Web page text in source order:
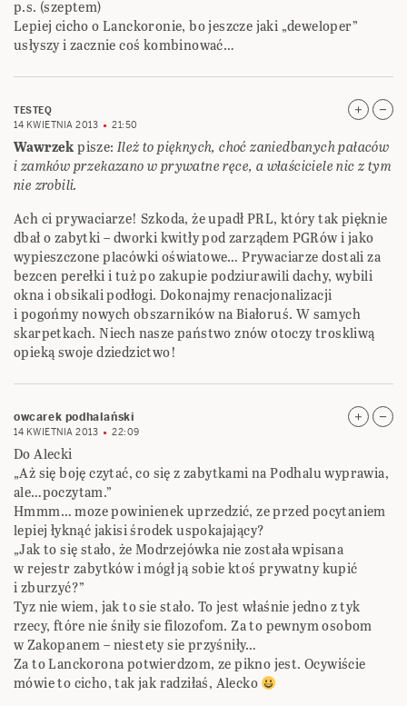
p.s. (szeptem)
Lepiej cicho o Lanckoronie, bo jeszcze jaki „deweloper”
usłyszy i zacznie coś kombinować…
TESTEQ
14 KWIETNIA 2013
21:50
Wawrzekpisze:Ileż to pięknych, choć zaniedbanych pałaców
i zamków przekazano w prywatne ręce, a właściciele nic z tym
nie zrobili.
Ach ci prywaciarze! Szkoda, że upadł PRL, który tak pięknie
dbał o zabytki – dworki kwitły pod zarządem PGRów i jako
wypieszczone placówki oświatowe… Prywaciarze dostali za
bezcen perełki i tuż po zakupie podziurawili dachy, wybili
okna i obsikali podłogi. Dokonajmy renacjonalizacji
i pogońmy nowych obszarników na Białoruś. W samych
skarpetkach. Niech nasze państwo znów otoczy troskliwą
opieką swoje dziedzictwo!
owcarek podhalański
14 KWIETNIA 2013 22:09
Do Alecki
„Aż się boję czytać, co się z zabytkami na Podhalu wyprawia,
ale…poczytam.”
Hmmm… moze powinienek uprzedzić, ze przed pocytaniem
lepiej łyknąć jakisi środek uspokajający?
„Jak to się stało, że Modrzejówka nie została wpisana
w rejestr zabytków i mógł ją sobie ktoś prywatny kupić
i zburzyć?”
Tyz nie wiem, jak to sie stało. To jest właśnie jedno z tyk
rzecy, ftóre nie śniły sie filozofom. Za to pewnym osobom
w Zakopanem – niestety sie przyśniły…
Za to Lanckorona potwierdzom, ze pikno jest. Ocywiście
mówie to cicho, tak jak radziłaś, Alecko